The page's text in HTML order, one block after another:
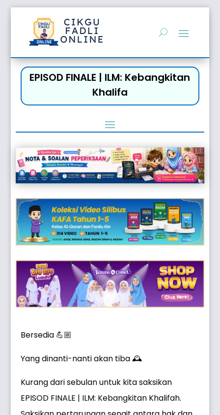
EPISOD FINALE | ILM: Kebangkitan
Khalifa
Bersedia 💪🏼
Yang dinanti-nanti akan tiba 🕰
Kurang dari sebulan untuk kita saksikan
EPISOD FINALE | ILM: Kebangkitan Khalifah.